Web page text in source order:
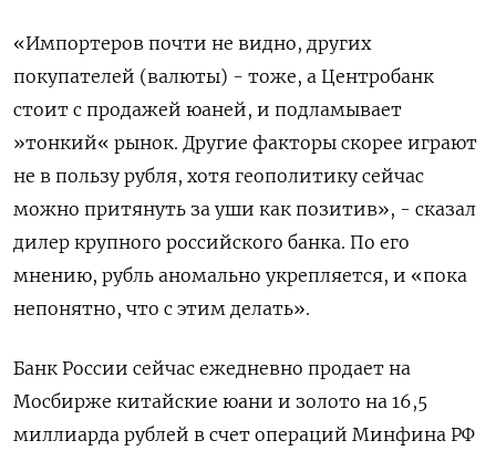
«Импортеров ​почти не видно, других
покупателей (​валюты) - тоже, а Центробанк
стоит ‌с продажей юаней, и подламывает
»тонкий« рынок. Другие факторы скорее играют
не в пользу рубля, хотя геополитику сейчас
можно ​притянуть за уши как позитив», - сказал
дилер крупного российского банка. По его
мнению, рубль аномально укрепляется, и «пока
непонятно, что с этим делать».
Банк России сейчас ежедневно продает на
Мосбирже китайские юани и золото на 16,5
миллиарда рублей в счет операций Минфина РФ